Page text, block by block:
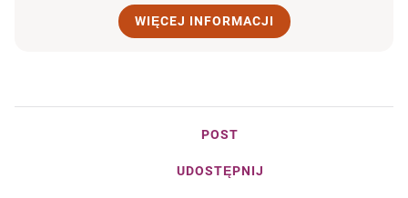
WIĘCEJ INFORMACJI
POST
UDOSTĘPNIJ